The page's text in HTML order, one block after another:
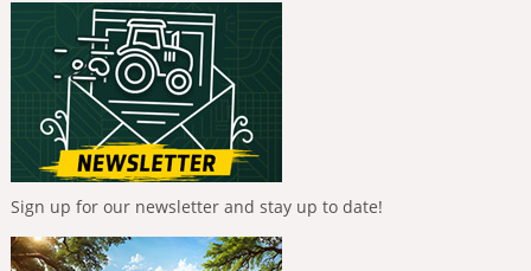
Sign up for our newsletter and stay up to date!